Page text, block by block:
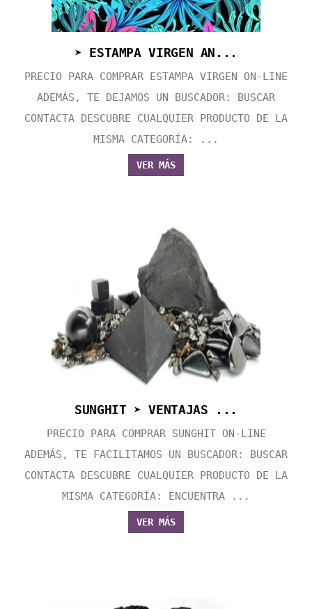
➤ ESTAMPA VIRGEN AN...
PRECIO PARA COMPRAR ESTAMPA VIRGEN ON-LINE
ADEMÁS, TE DEJAMOS UN BUSCADOR: BUSCAR
CONTACTA DESCUBRE CUALQUIER PRODUCTO DE LA
MISMA CATEGORÍA: ...
VER MÁS
SUNGHIT ➤ VENTAJAS ...
PRECIO PARA COMPRAR SUNGHIT ON-LINE
ADEMÁS, TE FACILITAMOS UN BUSCADOR: BUSCAR
CONTACTA DESCUBRE CUALQUIER PRODUCTO DE LA
MISMA CATEGORÍA: ENCUENTRA ...
VER MÁS